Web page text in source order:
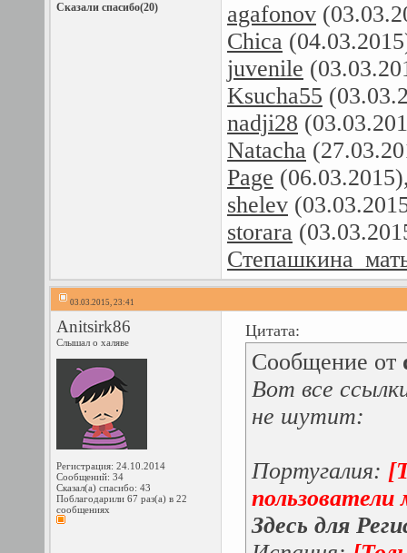
Сказали спасибо(20) agafonov
Chica
juvenile
Ksucha55
nadji28
Natacha
Page
shelev
storara
03.03.2015, 23:41
Anitsirk86
Слышал о халяве
Регистрация: 24.10.2014
Сообщений: 34
Сказал(а) спасибо: 43
Поблагодарили 67 раз(а) в 22
сообщениях
Цитата:
Сообщение от
Вот все
не шутит:
Португалия:
Здесь для